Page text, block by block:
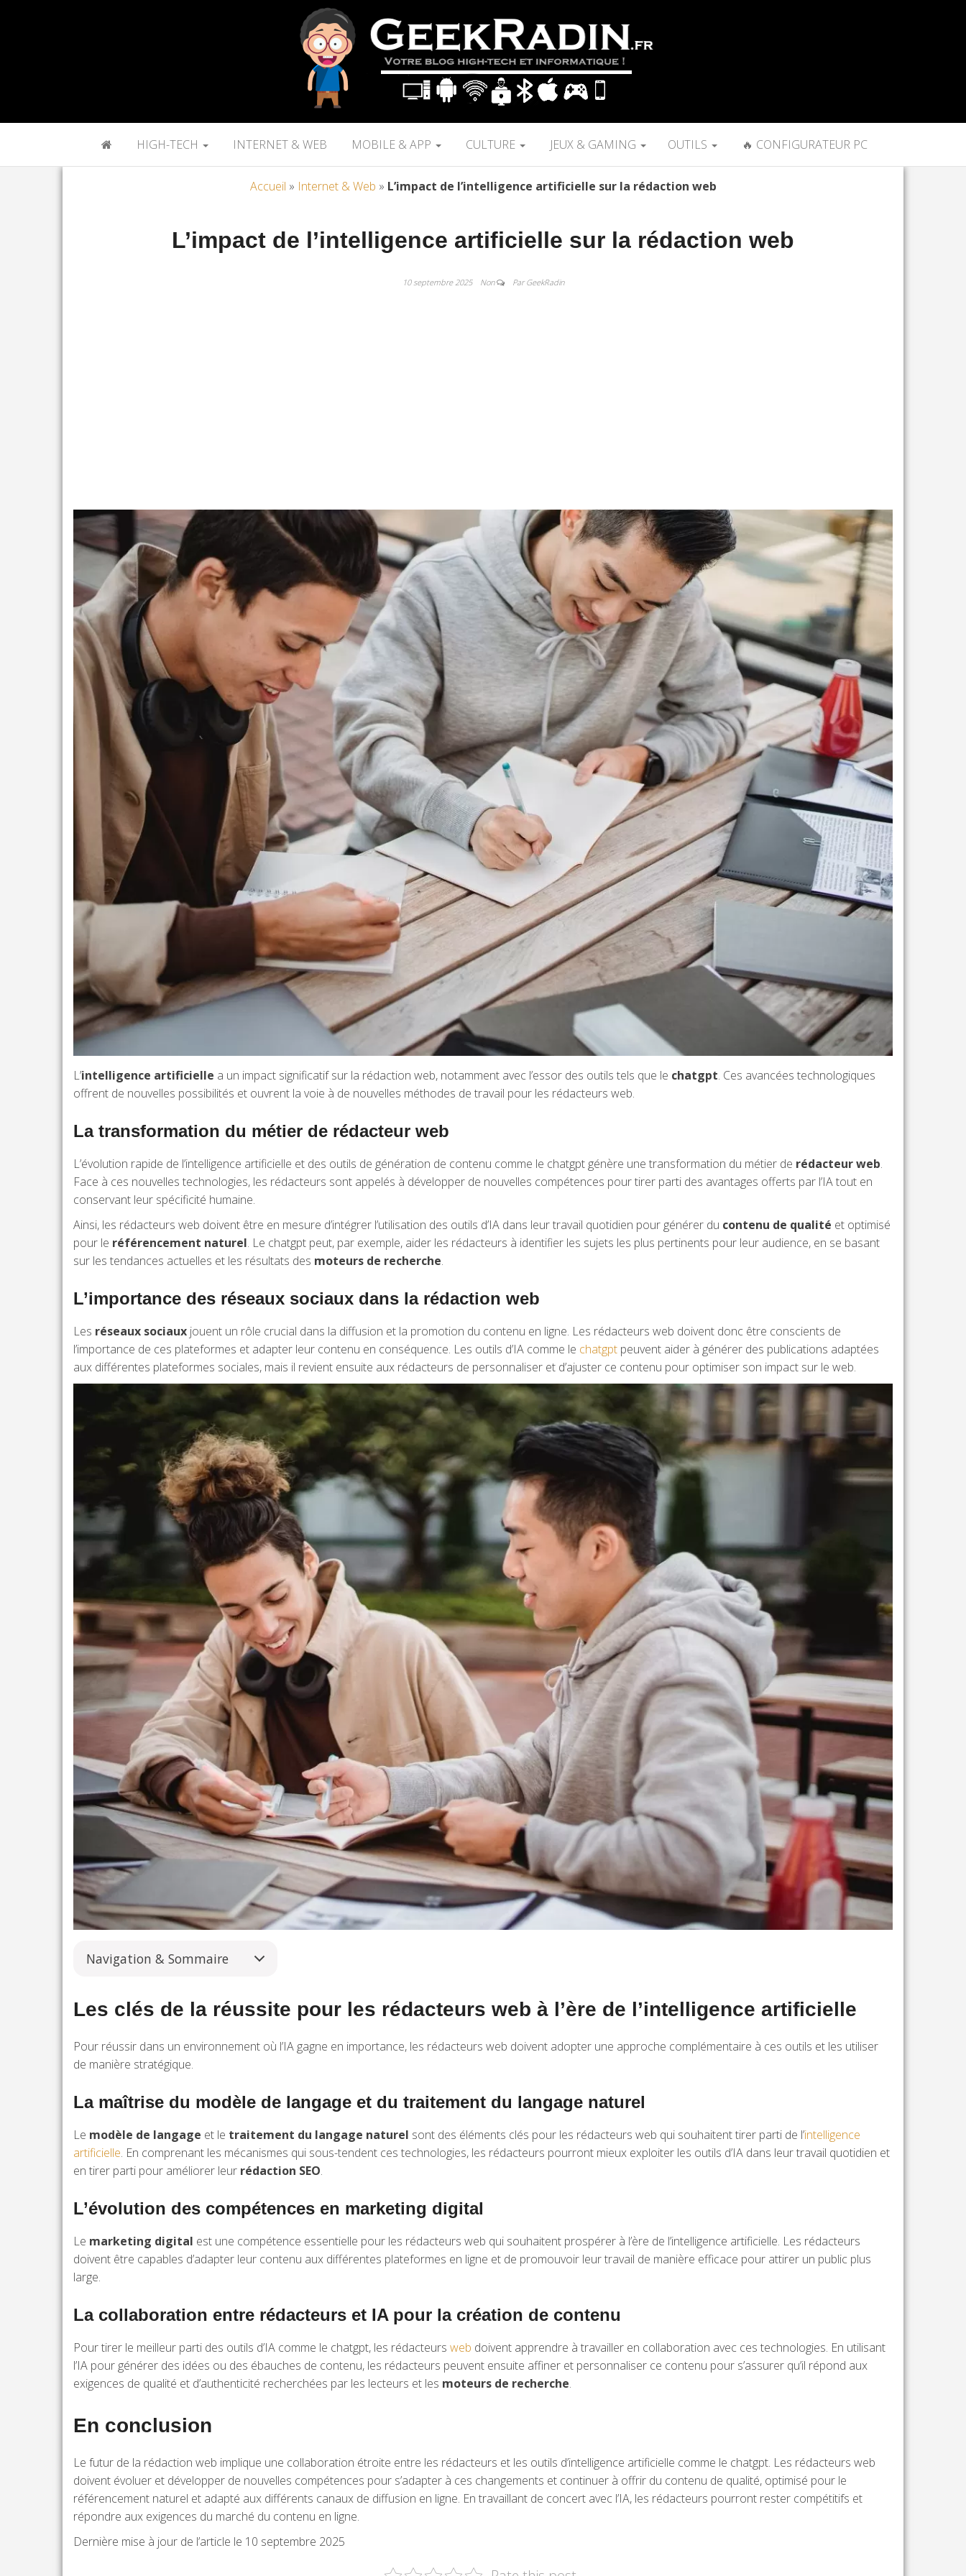
HIGH-TECH INTERNET & WEB MOBILE & APP CULTURE JEUX & GAMING OUTILS 🔥 CONFIGURATEUR PC
Accueil » Internet & Web » L’impact de l’intelligence artificielle sur la rédaction web
L’impact de l’intelligence artificielle sur la rédaction web
10 septembre 2025 Non Par GeekRadin
L’intelligence artificielle a un impact significatif sur la rédaction web, notamment avec l’essor des outils tels que le chatgpt. Ces avancées technologiques
offrent de nouvelles possibilités et ouvrent la voie à de nouvelles méthodes de travail pour les rédacteurs web.
La transformation du métier de rédacteur web
L’évolution rapide de l’intelligence artificielle et des outils de génération de contenu comme le chatgpt génère une transformation du métier de rédacteur web.
Face à ces nouvelles technologies, les rédacteurs sont appelés à développer de nouvelles compétences pour tirer parti des avantages offerts par l’IA tout en
conservant leur spécificité humaine.
Ainsi, les rédacteurs web doivent être en mesure d’intégrer l’utilisation des outils d’IA dans leur travail quotidien pour générer du contenu de qualité et optimisé
pour le référencement naturel. Le chatgpt peut, par exemple, aider les rédacteurs à identifier les sujets les plus pertinents pour leur audience, en se basant
sur les tendances actuelles et les résultats des moteurs de recherche.
L’importance des réseaux sociaux dans la rédaction web
Les réseaux sociaux jouent un rôle crucial dans la diffusion et la promotion du contenu en ligne. Les rédacteurs web doivent donc être conscients de
l’importance de ces plateformes et adapter leur contenu en conséquence. Les outils d’IA comme le chatgpt peuvent aider à générer des publications adaptées
aux différentes plateformes sociales, mais il revient ensuite aux rédacteurs de personnaliser et d’ajuster ce contenu pour optimiser son impact sur le web.
Navigation & Sommaire
Les clés de la réussite pour les rédacteurs web à l’ère de l’intelligence artificielle
Pour réussir dans un environnement où l’IA gagne en importance, les rédacteurs web doivent adopter une approche complémentaire à ces outils et les utiliser
de manière stratégique.
La maîtrise du modèle de langage et du traitement du langage naturel
Le modèle de langage et le traitement du langage naturel sont des éléments clés pour les rédacteurs web qui souhaitent tirer parti de l’intelligence
artificielle. En comprenant les mécanismes qui sous-tendent ces technologies, les rédacteurs pourront mieux exploiter les outils d’IA dans leur travail quotidien et
en tirer parti pour améliorer leur rédaction SEO.
L’évolution des compétences en marketing digital
Le marketing digital est une compétence essentielle pour les rédacteurs web qui souhaitent prospérer à l’ère de l’intelligence artificielle. Les rédacteurs
doivent être capables d’adapter leur contenu aux différentes plateformes en ligne et de promouvoir leur travail de manière efficace pour attirer un public plus
large.
La collaboration entre rédacteurs et IA pour la création de contenu
Pour tirer le meilleur parti des outils d’IA comme le chatgpt, les rédacteurs web doivent apprendre à travailler en collaboration avec ces technologies. En utilisant
l’IA pour générer des idées ou des ébauches de contenu, les rédacteurs peuvent ensuite affiner et personnaliser ce contenu pour s’assurer qu’il répond aux
exigences de qualité et d’authenticité recherchées par les lecteurs et les moteurs de recherche.
En conclusion
Le futur de la rédaction web implique une collaboration étroite entre les rédacteurs et les outils d’intelligence artificielle comme le chatgpt. Les rédacteurs web
doivent évoluer et développer de nouvelles compétences pour s’adapter à ces changements et continuer à offrir du contenu de qualité, optimisé pour le
référencement naturel et adapté aux différents canaux de diffusion en ligne. En travaillant de concert avec l’IA, les rédacteurs pourront rester compétitifs et
répondre aux exigences du marché du contenu en ligne.
Dernière mise à jour de l’article le 10 septembre 2025